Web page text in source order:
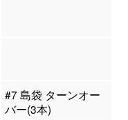
#7 島袋 ターンオー
バー(3本)